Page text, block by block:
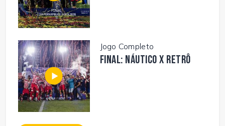
Jogo Completo
FINAL: NÁUTICO X RETRÔ